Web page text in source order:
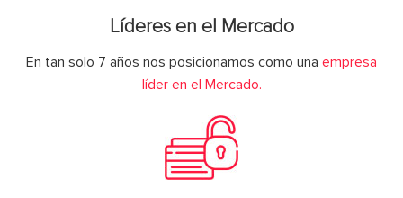
Líderes en el Mercado
En tan solo 7 años nos posicionamos como una empresa
líder en el Mercado.